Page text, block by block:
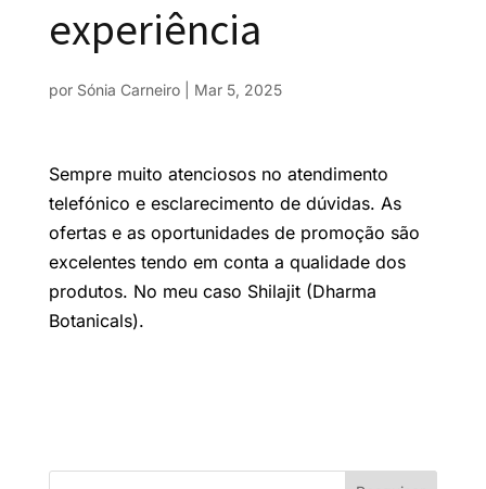
experiência
por Sónia Carneiro| Mar 5, 2025
Sempre muito atenciosos no atendimento
telefónico e esclarecimento de dúvidas. As
ofertas e as oportunidades de promoção são
excelentes tendo em conta a qualidade dos
produtos. No meu caso Shilajit (Dharma
Botanicals).